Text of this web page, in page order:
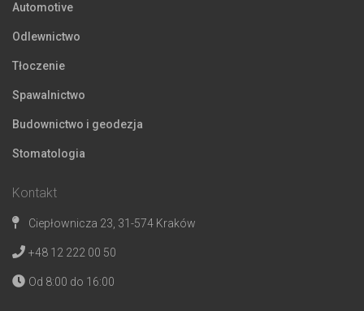
Automotive
Odlewnictwo
Tłoczenie
Spawalnictwo
Budownictwo i geodezja
Stomatologia
Kontakt
Ciepłownicza 23, 31-574 Kraków
+48 12 222 00 50
Od 8:00 do 16:00